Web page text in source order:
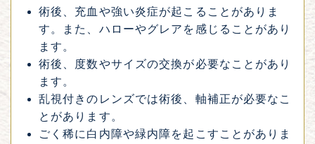
術後、充血や強い炎症が起こることがありま
す。また、ハローやグレアを感じることがあり
ます。
術後、度数やサイズの交換が必要なことがあり
ます。
乱視付きのレンズでは術後、軸補正が必要なこ
とがあります。
ごく稀に白内障や緑内障を起こすことがありま